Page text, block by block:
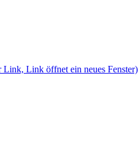
Link, Link öffnet ein neues Fenster)